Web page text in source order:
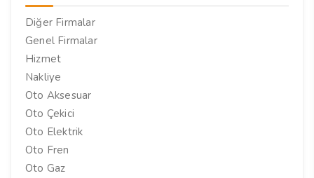
Diğer Firmalar
Genel Firmalar
Hizmet
Nakliye
Oto Aksesuar
Oto Çekici
Oto Elektrik
Oto Fren
Oto Gaz